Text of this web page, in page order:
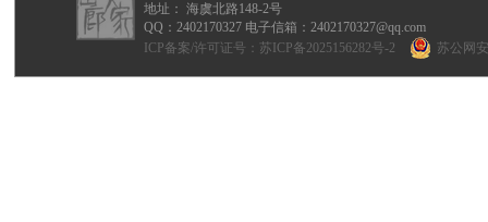
地址： 海虞北路148-2号
QQ： 2402170327 电子信箱：2402170327@qq.com
ICP备案/许可证号： 苏ICP备2025156282号-2 苏公网